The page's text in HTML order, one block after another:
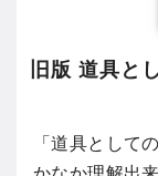
旧版 道具と
「道具として